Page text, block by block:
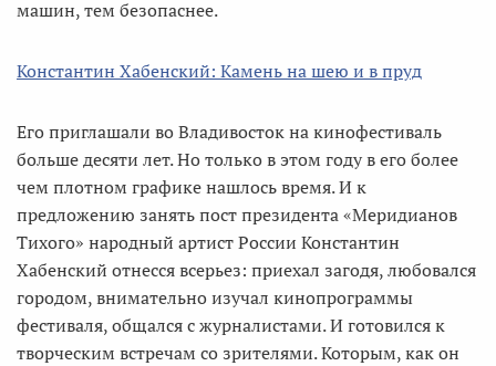
машин, тем безопаснее.
Константин Хабенский: Камень на шею и в пруд
Его приглашали во Владивосток на кинофестиваль
больше десяти лет. Но только в этом году в его более
чем плотном графике нашлось время. И к
предложению занять пост президента «Меридианов
Тихого» народный артист России Константин
Хабенский отнесся всерьез: приехал загодя, любовался
городом, внимательно изучал кинопрограммы
фестиваля, общался с журналистами. И готовился к
творческим встречам со зрителями. Которым, как он